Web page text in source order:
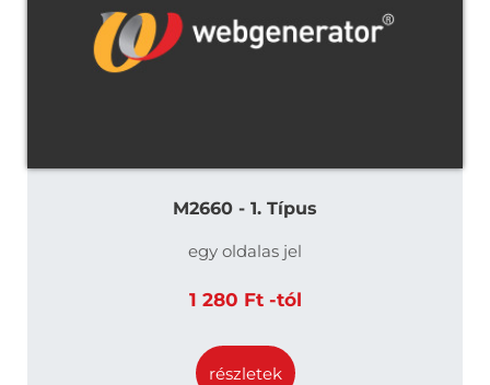
M2660 - 1. Típus
egy oldalas jel
1 280 Ft -tól
részletek